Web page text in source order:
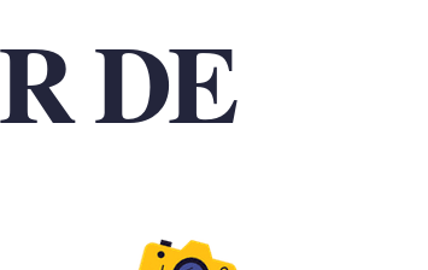
DE